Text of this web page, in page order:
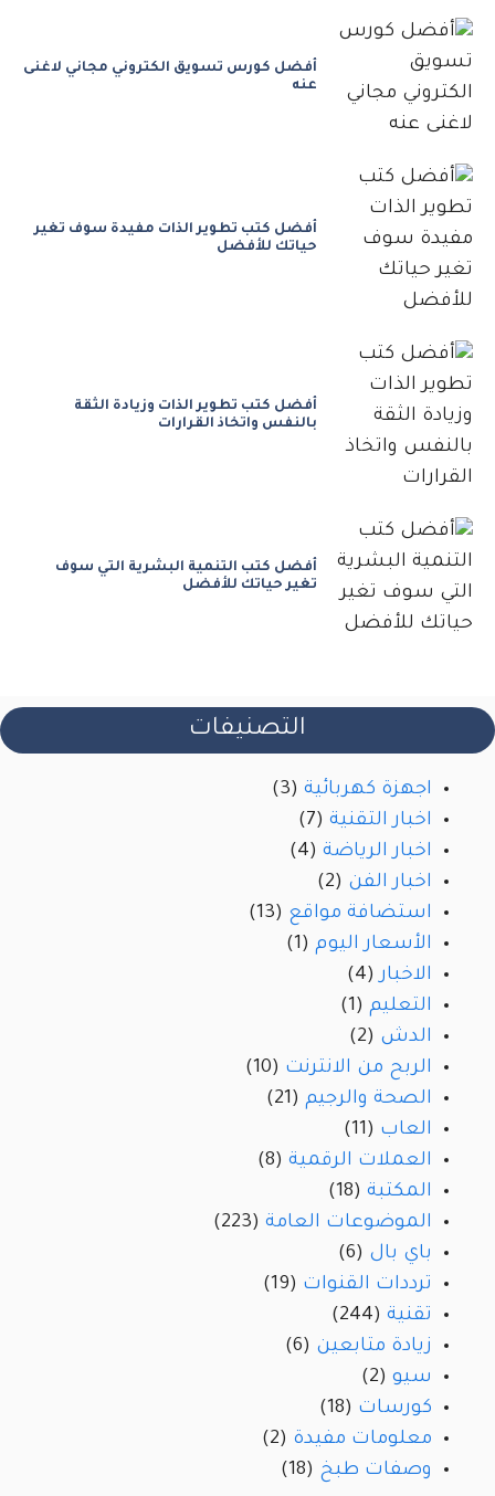
أفضل كورس تسويق الكتروني مجاني لاغنى
عنه
أفضل كتب تطوير الذات مفيدة سوف تغير
حياتك للأفضل
أفضل كتب تطوير الذات وزيادة الثقة
بالنفس واتخاذ القرارات
أفضل كتب التنمية البشرية التي سوف
تغير حياتك للأفضل
التصنيفات
اجهزة كهربائية (3)
اخبار التقنية (7)
اخبار الرياضة (4)
اخبار الفن (2)
استضافة مواقع (13)
الأسعار اليوم (1)
الاخبار(4)
التعليم (1)
الدش (2)
الربح من الانترنت (10)
الصحة والرجيم (21)
العاب (11)
العملات الرقمية (8)
المكتبة (18)
الموضوعات العامة (223)
باي بال (6)
ترددات القنوات (19)
تقنية (244)
زيادة متابعين (6)
سيو (2)
كورسات (18)
معلومات مفيدة (2)
وصفات طبخ (18)